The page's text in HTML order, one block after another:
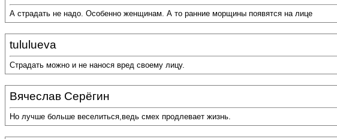
А страдать не надо. Особенно женщинам. А то ранние морщины появятся на лице
tululueva
Страдать можно и не нанося вред своему лицу.
Вячеслав Серёгин
Но лучше больше веселиться,ведь смех продлевает жизнь.